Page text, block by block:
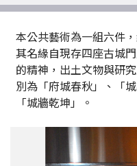
本公共藝術為一組六件
其名緣自現存四座古城
的精神，出土文物與研
別為「府城春秋」、「
「城牆乾坤」。